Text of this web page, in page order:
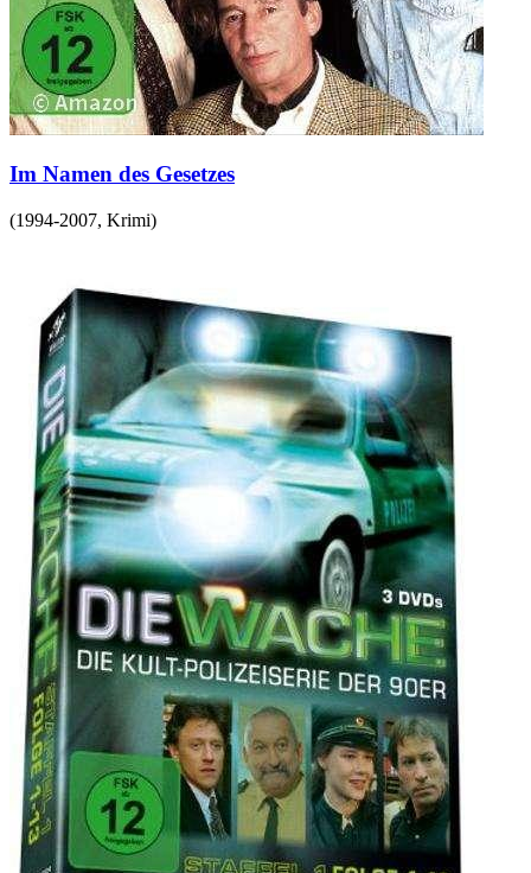
Im Namen des Gesetzes
(1994-2007, Krimi)